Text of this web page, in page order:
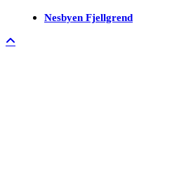
Nesbyen Fjellgrend